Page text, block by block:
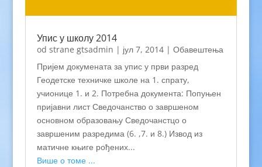
Упис у школу 2014
od strane gtsadmin | јул 7, 2014| Обавештења
Пријем докумената за упис у први разред
Геодетске техничке школе на 1. спрату,
учионице 1. и 2. Потребна документа: Попуњен
пријавни лист Сведочанство о завршеном
основном образовању Сведочанстцо о
завршеним разредима (6. ,7. и 8.) Извод из
матичне књиге рођених...
Више о томе ...